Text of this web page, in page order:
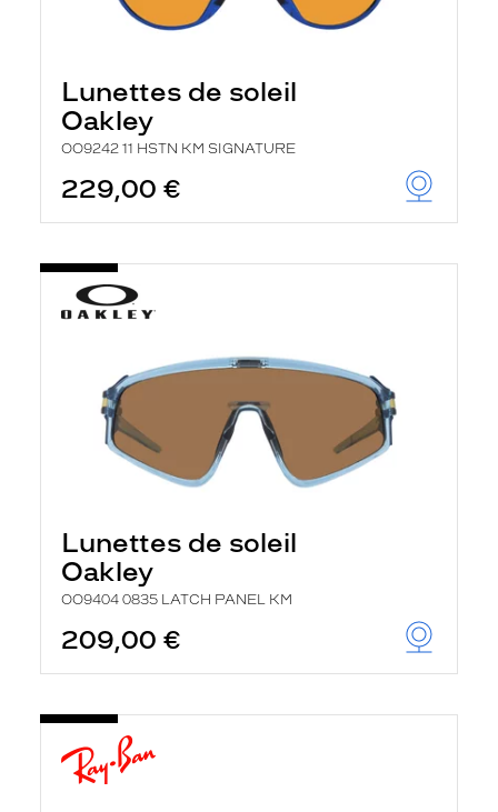
Lunettes de soleil
Oakley
OO9242 11 HSTN KM SIGNATURE
229,00 €
Lunettes de soleil
Oakley
OO9404 0835 LATCH PANEL KM
209,00 €